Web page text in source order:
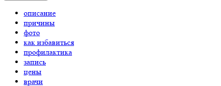
описание
причины
фото
как избавиться
профилактика
запись
цены
врачи